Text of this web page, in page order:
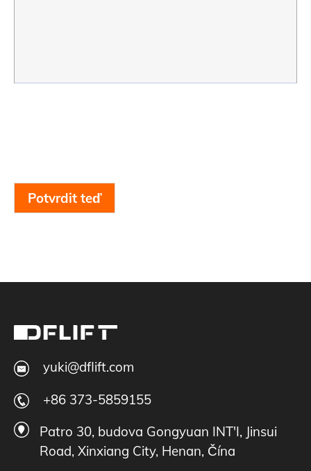
Potvrdit teď
yuki@dflift.com
+86 373-5859155
Patro 30, budova Gongyuan INT'I, Jinsui
Road, Xinxiang City, Henan, Čína